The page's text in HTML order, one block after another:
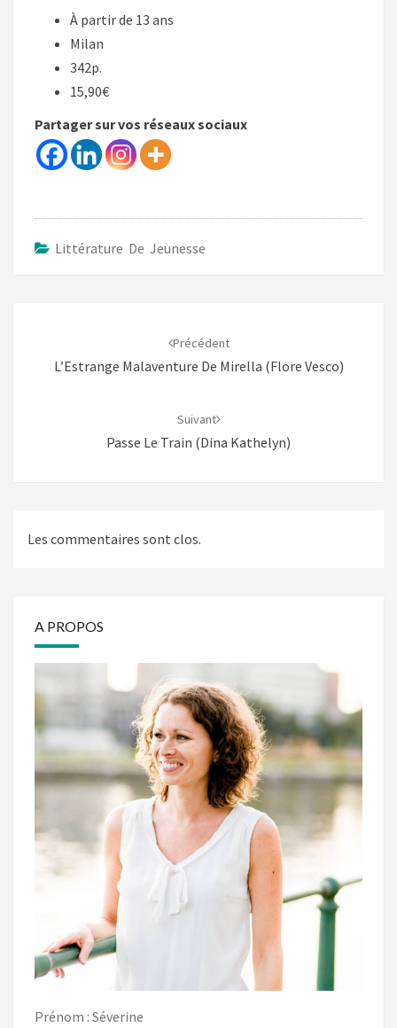
À partir de 13 ans
Milan
342p.
15,90€
Partager sur vos réseaux sociaux
Littérature De Jeunesse
Précédent
L’Estrange Malaventure De Mirella (Flore Vesco)
Suivant
Passe Le Train (Dina Kathelyn)
Les commentaires sont clos.
A PROPOS
Prénom : Séverine